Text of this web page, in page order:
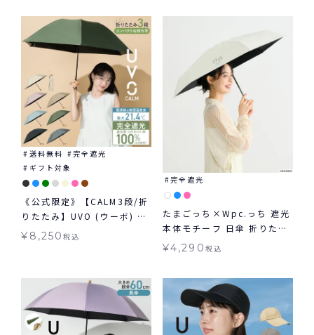
め 自動開閉傘 晴雨兼用 ギフ
ト対象
送料無料
完全遮光
ギフト対象
《公式限定》【CALM3段/折
りたたみ】UVO (ウーボ) 最
強の日傘 カーム 3段折 完全
¥ 8,250税込
完全遮光
たまごっち×Wpc.っち 遮光
本体モチーフ 日傘 折りたた
み ギフト対象 晴雨兼用
¥4,290 税込